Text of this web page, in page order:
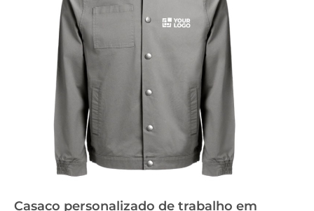
Casaco personalizado de trabalho em